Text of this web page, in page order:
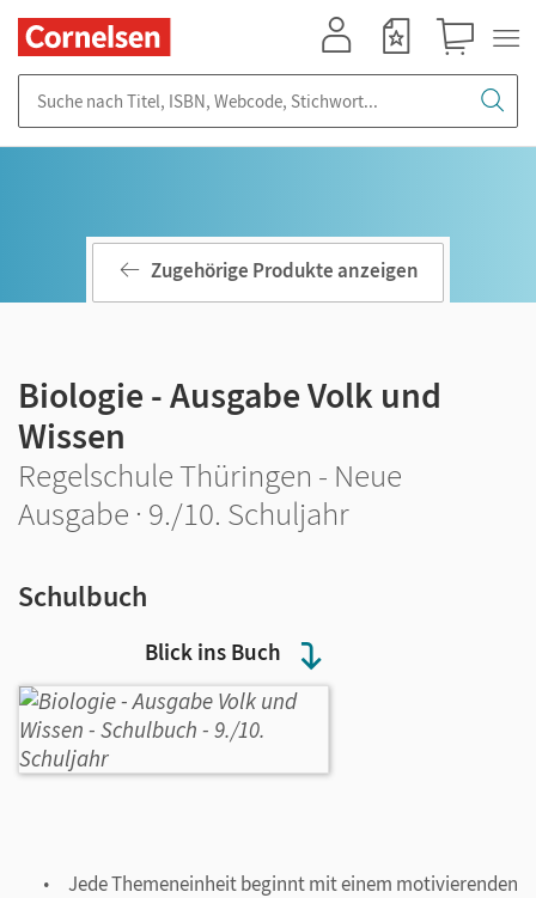
Blick ins Buch
Zugehörige Produkte anzeigen
Biologie - Ausgabe Volk und
Wissen
Regelschule Thüringen - Neue
Ausgabe · 9./10. Schuljahr
Schulbuch
Jede Themeneinheit beginnt mit einem motivierenden